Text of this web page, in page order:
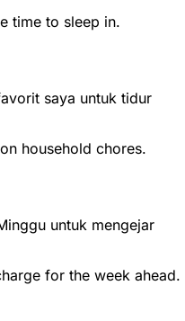
time to sleep in.
saya untuk tidur
household chores.
untuk mengejar
for the week ahead.